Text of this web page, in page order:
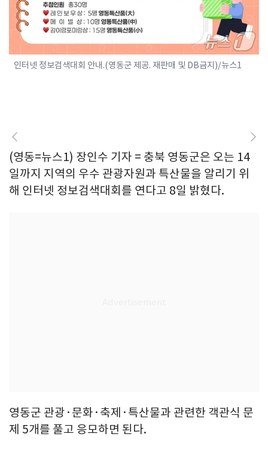
인터넷 정보검색대회 안내.(영동군 제공. 재판매 및 DB금지)/뉴스1
(영동=뉴스1) 장인수 기자 = 충북 영동군은 오는 14
일까지 지역의 우수 관광자원과 특산물을 알리기 위
해 인터넷 정보검색대회를 연다고 8일 밝혔다.
영동군 관광·문화·축제·특산물과 관련한 객관식 문
제 5개를 풀고 응모하면 된다.